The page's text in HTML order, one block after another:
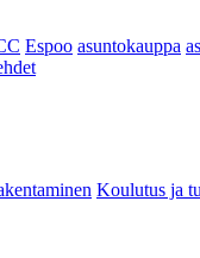
Espoo asuntokauppa
Koulutus ja